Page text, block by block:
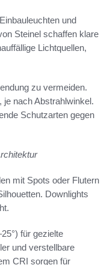
und
Steinel schaffen klare
Lichtquellen,
zu vermeiden.
je nach Abstrahlwinkel.
Schutzarten gegen
mit Spots oder Flutern
Downlights
für gezielte
und verstellbare
CRI sorgen für